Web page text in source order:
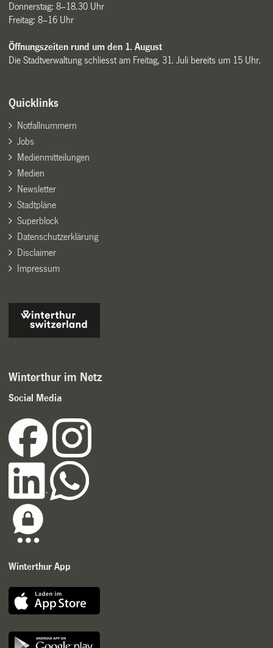
Donnerstag: 8–18.30 Uhr
Freitag: 8–16 Uhr
Öffnungszeiten rund um den 1. August
Die Stadtverwaltung schliesst am Freitag, 31. Juli bereits um 15 Uhr.
Quicklinks
Notfallnummern
Jobs
Medienmitteilungen
Medien
Newsletter
Stadtpläne
Superblock
Datenschutzerklärung
Disclaimer
Impressum
Winterthur im Netz
Social Media
Winterthur App